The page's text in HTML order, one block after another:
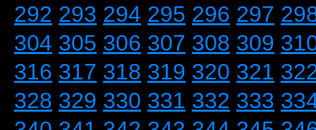
292 293 294 295 296 297
304 305 306 307 308 309
316 317 318 319 320 321
328 329 330 331 332 333